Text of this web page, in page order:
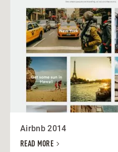
Airbnb 2014
READ MORE